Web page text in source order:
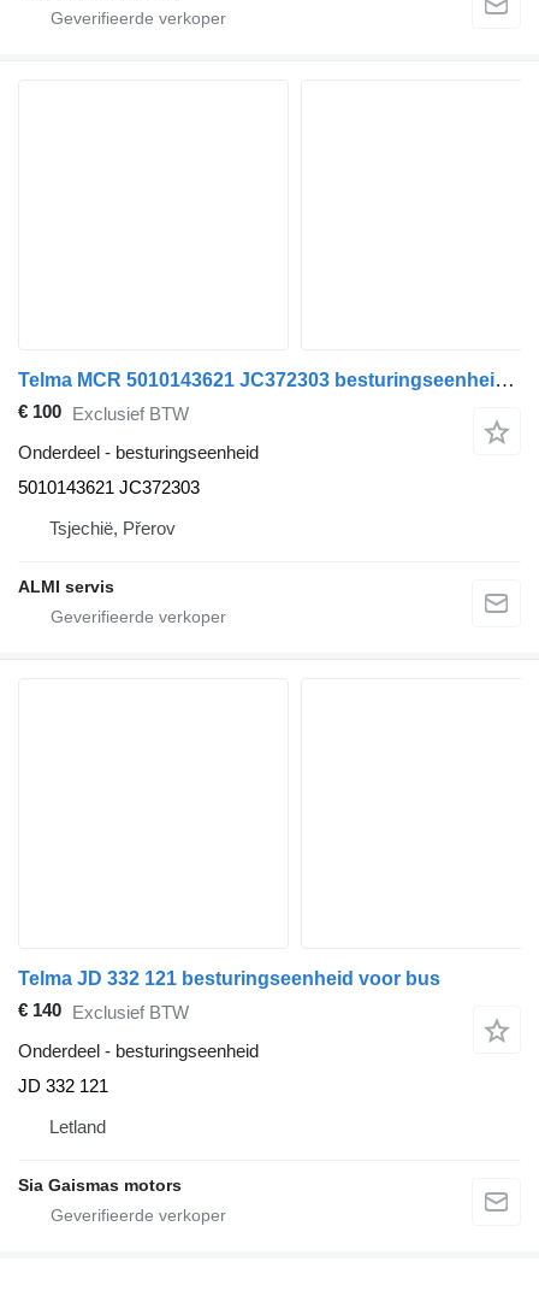
Telma MCR 5010143621 JC372303 besturingseenheid voor Renault trekker
€ 100 Exclusief BTW
Onderdeel - besturingseenheid
5010143621 JC372303
Tsjechië, Přerov
ALMI servis
Telma JD 332 121 besturingseenheid voor bus
€ 140 Exclusief BTW
Onderdeel - besturingseenheid
JD 332 121
Letland
Sia Gaismas motors